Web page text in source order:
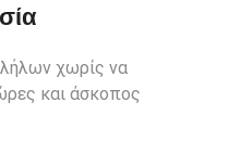
χωρίς να
και άσκοπος